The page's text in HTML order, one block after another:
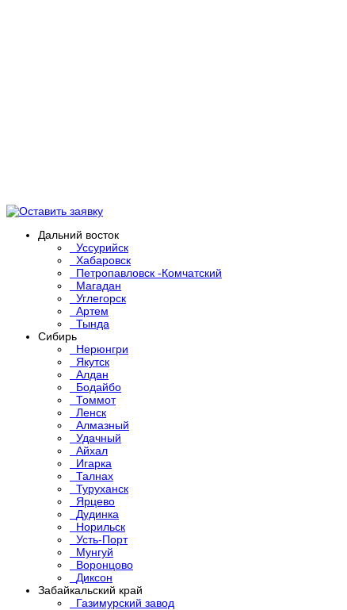
Дальний восток
Уссурийск
Хабаровск
Петропавловск -Комчатский
Магадан
Углегорск
Артем
Тында
Сибирь
Нерюнгри
Якутск
Алдан
Бодайбо
Томмот
Ленск
Алмазный
Удачный
Айхал
Игарка
Талнах
Туруханск
Ярцево
Дудинка
Норильск
Усть-Порт
Мунгуй
Воронцово
Диксон
Забайкальский край
Газимурский завод